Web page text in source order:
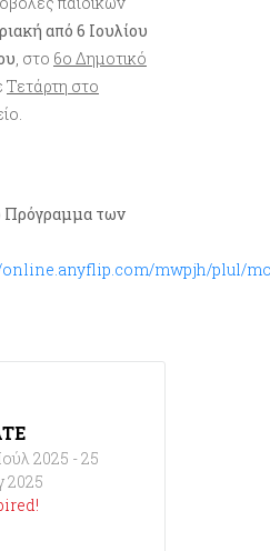
από 6 Ιουλίου
, στο 6ο Δημοτικό
Τετάρτη στο
Πρόγραμμα των
online.anyflip.com/mwpjh/plul/
2025 - 25
2025